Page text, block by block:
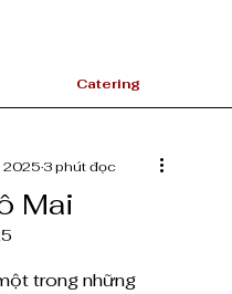
Catering
Mai
20253 phút đọc
trong những